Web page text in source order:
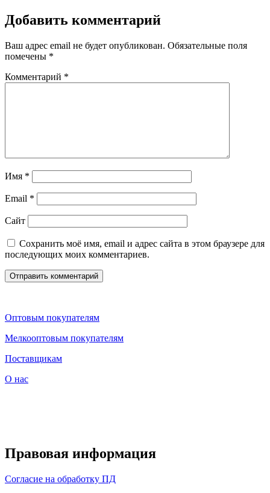
Добавить комментарий
Ваш адрес email не будет опубликован. Обязательные поля
помечены *
Комментарий *
Имя *
Email *
Сайт
Сохранить моё имя, email и адрес сайта в этом браузере для
последующих моих комментариев.
Оптовым покупателям
Мелкооптовым покупателям
Поставщикам
О нас
Правовая информация
Согласие на обработку ПД